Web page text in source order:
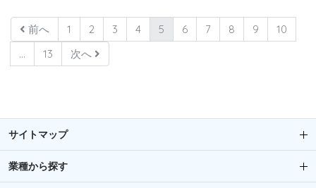
前へ 1 2 3 4 5 6 7 8 9
10
…
13 次へ
サイトマップ
業種から探す